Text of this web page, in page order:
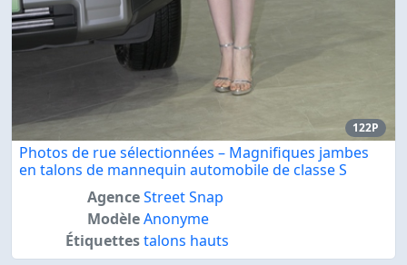
122P
Photos de rue sélectionnées – Magnifiques jambes
en talons de mannequin automobile de classe S
AgenceStreet Snap
ModèleAnonyme
Étiquettestalons hauts